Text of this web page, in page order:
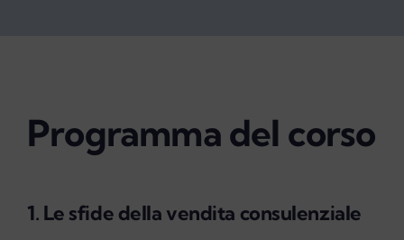
Programma del corso
1. Le sfide della vendita consulenziale